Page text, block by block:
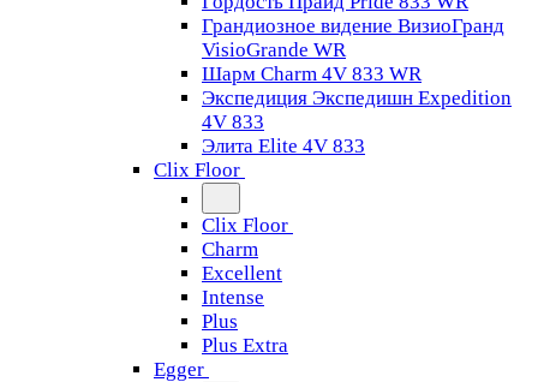
Грандиозное видение ВизиоГранд
VisioGrande WR
Шарм Charm 4V 833 WR
Экспедиция Экспедишн Expedition
4V 833
Элита Elite 4V 833
Clix Floor
Clix Floor
Charm
Excellent
Intense
Plus
Plus Extra
Egger